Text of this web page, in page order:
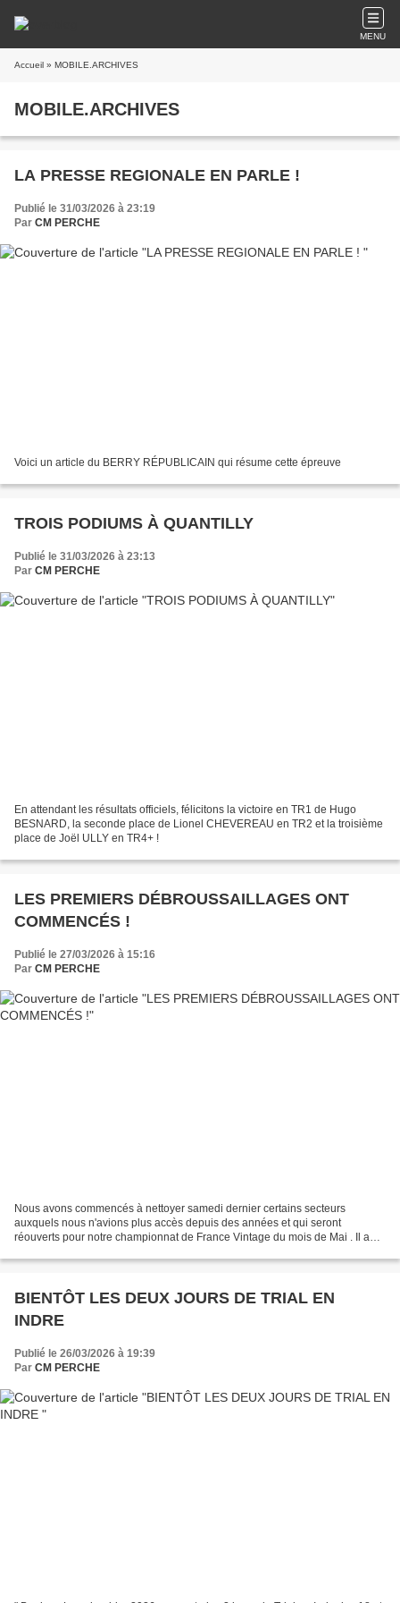
MENU
Accueil » MOBILE.ARCHIVES
MOBILE.ARCHIVES
LA PRESSE REGIONALE EN PARLE !
Publié le 31/03/2026 à 23:19
Par CM PERCHE
Voici un article du BERRY RÉPUBLICAIN qui résume cette épreuve
TROIS PODIUMS À QUANTILLY
Publié le 31/03/2026 à 23:13
Par CM PERCHE
En attendant les résultats officiels, félicitons la victoire en TR1 de Hugo
BESNARD, la seconde place de Lionel CHEVEREAU en TR2 et la troisième
place de Joël ULLY en TR4+ !
LES PREMIERS DÉBROUSSAILLAGES ONT
COMMENCÉS !
Publié le 27/03/2026 à 15:16
Par CM PERCHE
Nous avons commencés à nettoyer samedi dernier certains secteurs
auxquels nous n'avions plus accès depuis des années et qui seront
réouverts pour notre championnat de France Vintage du mois de Mai . Il a
BIENTÔT LES DEUX JOURS DE TRIAL EN
INDRE
Publié le 26/03/2026 à 19:39
Par CM PERCHE